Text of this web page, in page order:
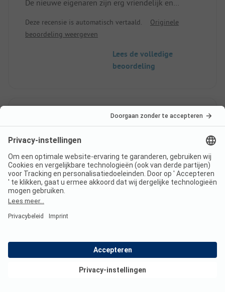
De nieuwe eigenaren zijn erg vriendelijk en
comfortabel. Het is een plek waar ik altijd graag
kom om tot rust te komen.
comfortabel en goed uitgerust.
Deze recensie is automatisch vertaald.
Originele
beoordeling weergeven
Lees de volledige
beoordeling
Doornacht
Philippe M Staanplaats
De ontvangst is echt top, vanaf het eerste contact
Bekijk deals